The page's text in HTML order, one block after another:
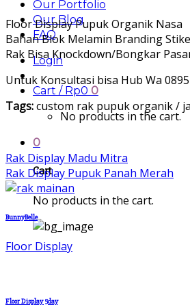
Our Portfolio
Our Blog
FAQ
Login
Cart / Rp0 0
No products in the cart.
0
Cart
No products in the cart.
Floor Display Pupuk Organik Nasa
Bahan Blok Melamin Branding
Rak Bisa Knockdown/Bongkar
Untuk Konsultasi bisa Hub Wa
Tags:custom rak pupuk organik /
Rak Display Madu Mitra
Rak Display Pupuk Panah Merah
BunnyBelle
Floor Display
Floor Display 5day